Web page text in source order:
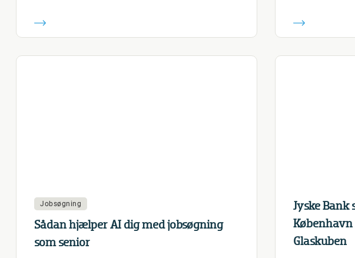
Jobsøgning
Sådan hjælper AI dig med jobsøgning
som senior
Jyske
Glaskuben